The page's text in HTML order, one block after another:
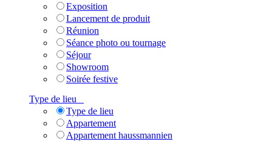
Exposition
Lancement de produit
Réunion
Séance photo ou tournage
Séjour
Showroom
Soirée festive
Type de lieu
Type de lieu
Appartement
Appartement haussmannien